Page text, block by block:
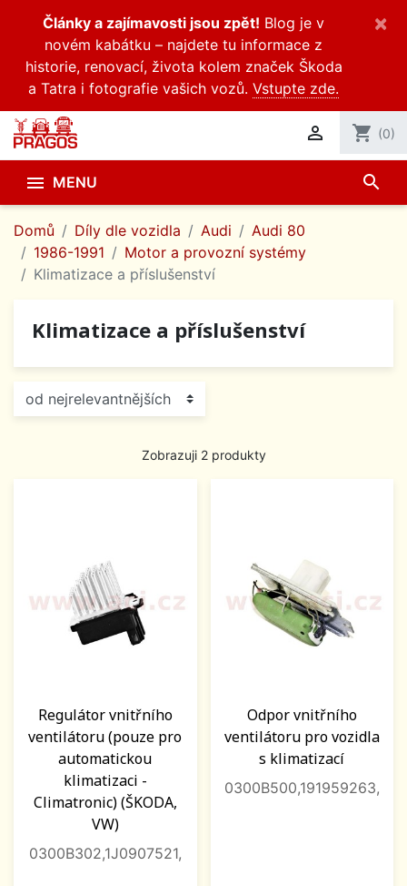
Články a zajímavosti jsou zpět! Blog je v
novém kabátku – najdete tu informace z
historie, renovací, života kolem značek Škoda
a Tatra i fotografie vašich vozů. Vstupte zde.
×
 shopping_cart (0)
 MENU search
Domů Díly dle vozidla Audi
Audi 80
1986-1991
Motor a provozní systémy
Klimatizace a příslušenství
Klimatizace a příslušenství
Zobrazuji 2 produkty
Regulátor vnitřního
ventilátoru (pouze pro
automatickou
klimatizaci -
Climatronic) (ŠKODA,
VW)
0300B302,1J0907521,
Odpor vnitřního
ventilátoru pro vozidla
s klimatizací
0300B500,191959263,